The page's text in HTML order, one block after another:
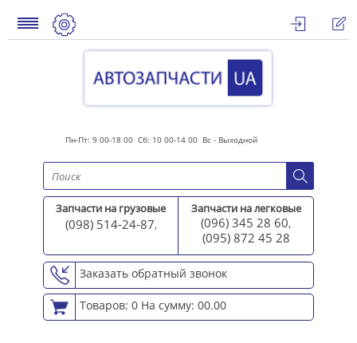
Пн-Пт: 9 00-18 00 Сб: 10 00-14 00 Вс - Выходной
Запчасти на грузовые
(098) 514-24-87,
Запчасти на легковые
(096) 345 28 60,
(095) 872 45 28
Заказать обратный звонок
Товаров: 0 На сумму: 00.00